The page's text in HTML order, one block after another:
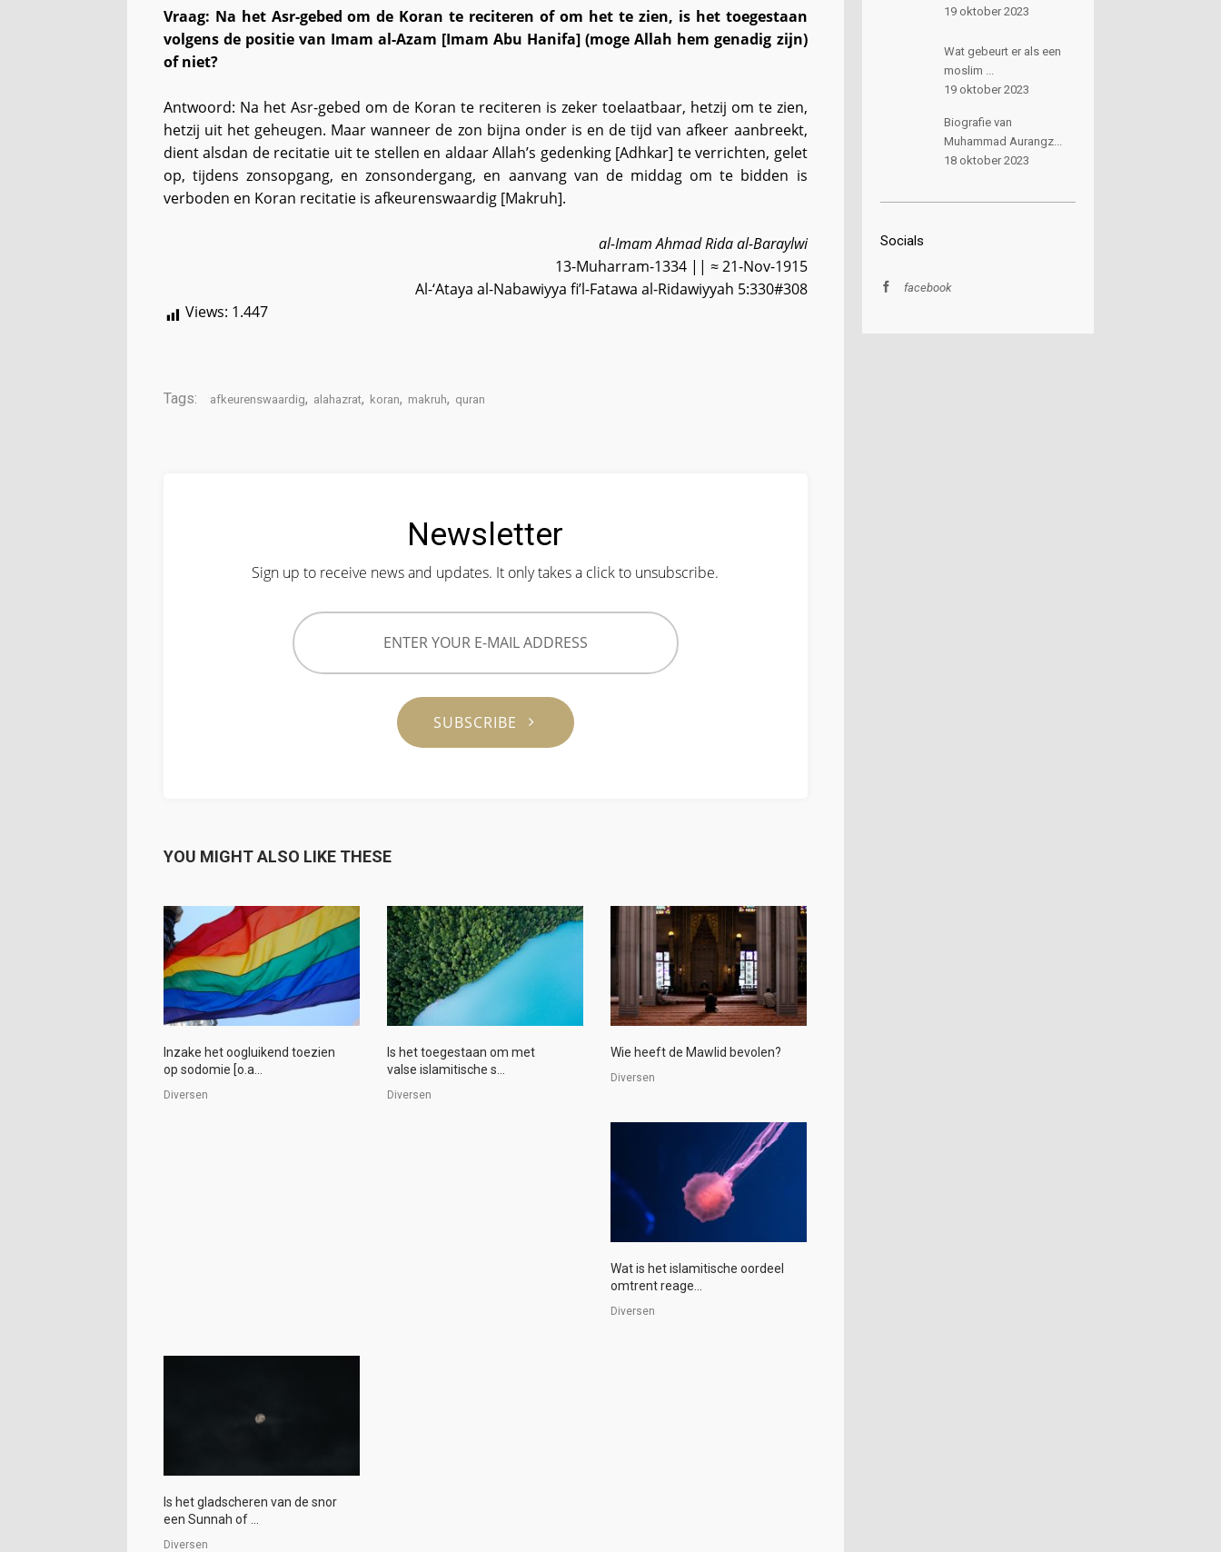
Vraag: Na het Asr-gebed om de Koran te reciteren of om het te zien, is het toegestaan
volgens de positie van Imam al-Azam [Imam Abu Hanifa] (moge Allah hem genadig zijn)
of niet?
Antwoord: Na het Asr-gebed om de Koran te reciteren is zeker toelaatbaar, hetzij om te zien,
hetzij uit het geheugen. Maar wanneer de zon bijna onder is en de tijd van afkeer aanbreekt,
dient alsdan de recitatie uit te stellen en aldaar Allah’s gedenking [Adhkar] te verrichten, gelet
op, tijdens zonsopgang, en zonsondergang, en aanvang van de middag om te bidden is
verboden en Koran recitatie is afkeurenswaardig [Makruh].
al-Imam Ahmad Rida al-Baraylwi
13-Muharram-1334 || ≈ 21-Nov-1915
Al-‘Ataya al-Nabawiyya fi’l-Fatawa al-Ridawiyyah 5:330#308
Views: 1.447
Tags: afkeurenswaardig, alahazrat, koran, makruh, quran
Newsletter
Sign up to receive news and updates. It only takes a click to unsubscribe.
SUBSCRIBE
YOU MIGHT ALSO LIKE THESE
Inzake het oogluikend toezien
op sodomie [o.a...
Diversen
Is het toegestaan om met
valse islamitische s...
Diversen
Wie heeft de Mawlid bevolen?
Diversen
Wat is het islamitische oordeel
omtrent reage...
Diversen
Is het gladscheren van de snor
een Sunnah of ...
Diversen
19 oktober 2023
Wat gebeurt er als een
moslim ...
19 oktober 2023
Biografie van
Muhammad Aurangz...
18 oktober 2023
Socials
facebook